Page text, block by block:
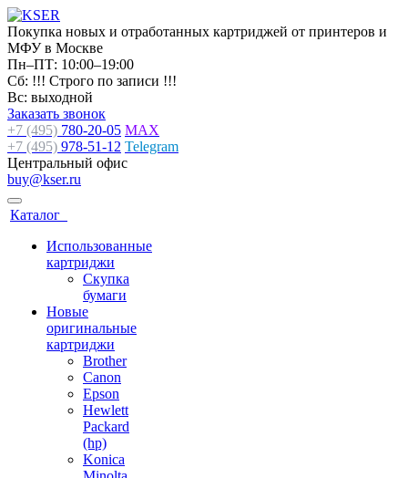
Покупка новых и отработанных картриджей от принтеров и
МФУ в Москве
Пн–ПТ: 10:00–19:00
Сб: !!! Строго по записи !!!
Вс: выходной
Заказать звонок
+7 (495) 780-20-05 MAX
+7 (495) 978-51-12 Telegram
Центральный офис
buy@kser.ru
Каталог
Использованные
картриджи
Скупка
бумаги
Новые
оригинальные
картриджи
Brother
Canon
Epson
Hewlett
Packard
(hp)
Konica